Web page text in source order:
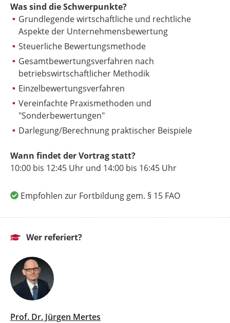
Was sind die Schwerpunkte?
Grundlegende wirtschaftliche und rechtliche
Aspekte der Unternehmensbewertung
Steuerliche Bewertungsmethode
Gesamtbewertungsverfahren nach
betriebswirtschaftlicher Methodik
Einzelbewertungsverfahren
Vereinfachte Praxismethoden und
"Sonderbewertungen"
Darlegung/Berechnung praktischer Beispiele
Wann findet der Vortrag statt?
10:00 bis 12:45 Uhr und 14:00 bis 16:45 Uhr
Empfohlen zur Fortbildung gem. § 15 FAO
Wer referiert?
Prof. Dr. Jürgen Mertes